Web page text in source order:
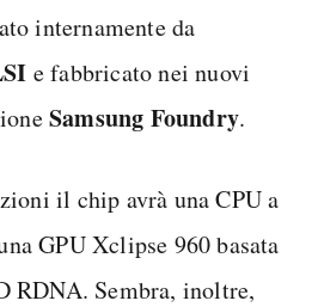
internamente da
e fabbricato nei nuovi
Samsung Foundry.
il chip avrà una CPU a
GPU Xclipse 960 basata
RDNA. Sembra, inoltre,